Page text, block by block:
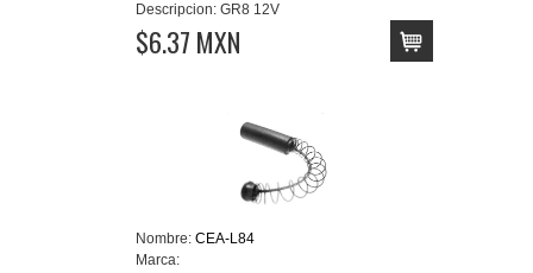
Descripcion: GR8 12V
$6.37 MXN
Nombre: CEA-L84
Marca: